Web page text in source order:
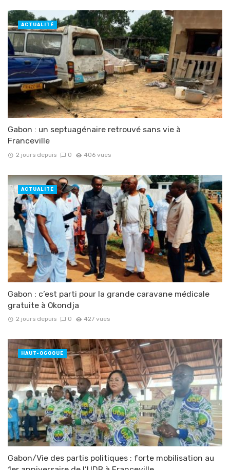
Gabon : un septuagénaire retrouvé sans vie à
Franceville
2 jours depuis 0 406 vues
ACTUALITÉ
Gabon : c’est parti pour la grande caravane médicale
gratuite à Okondja
2 jours depuis 0 427 vues
ACTUALITÉ
Gabon/Vie des partis politiques : forte mobilisation au
HAUT-OGOOUÉ